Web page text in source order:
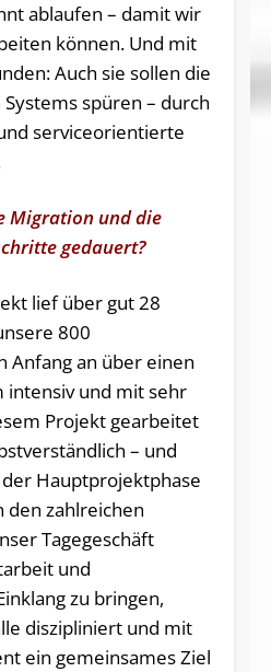
ablaufen – damit wir
können. Und mit
Auch sie sollen die
spüren – durch
serviceorientierte
Migration und die
gedauert?
lief über gut 28
800
Anfang an über einen
intensiv und mit sehr
Projekt gearbeitet
– und
Hauptprojektphase
den zahlreichen
Tagegeschäft
und
zu bringen,
diszipliniert und mit
ein gemeinsames Ziel